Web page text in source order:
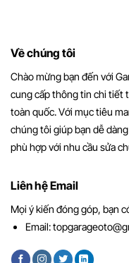
Về chúng tôi
Chào mừng bạn đến với
cung cấp thông tin chi tiết
toàn quốc. Với mục tiêu
chúng tôi giúp bạn dễ
phù hợp với nhu cầu sửa
Liên hệ Email
Mọi ý kiến đóng góp, bạn
Email: